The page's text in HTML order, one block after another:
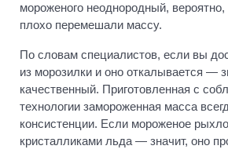
мороженого неоднородный, вероятно,
плохо перемешали массу.
По словам специалистов, если вы
из морозилки и оно откалывается —
качественный. Приготовленная с
технологии замороженная масса
консистенции. Если мороженое
кристалликами льда — значит, оно